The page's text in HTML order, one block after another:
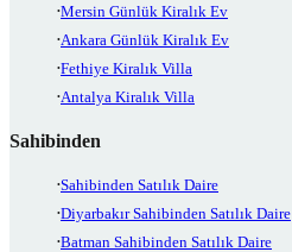
Mersin Günlük Kiralık Ev
Ankara Günlük Kiralık Ev
Fethiye Kiralık Villa
Antalya Kiralık Villa
Sahibinden
Sahibinden Satılık Daire
Diyarbakır Sahibinden Satılık Daire
Batman Sahibinden Satılık Daire